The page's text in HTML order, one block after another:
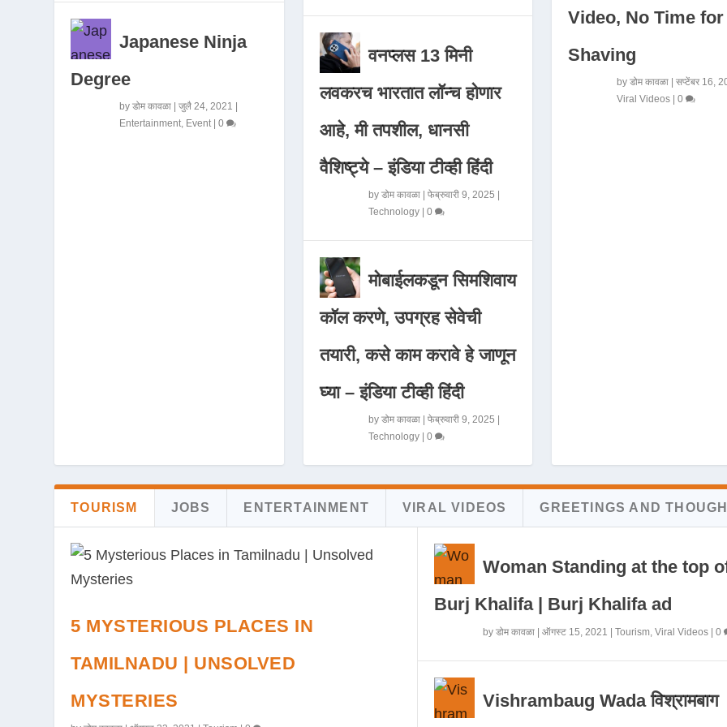
Japanese Ninja
Degree
byडोम कावळा |जुलै 24, 2021
Entertainment, Event|0
वनप्लस 13 मिनी
लवकरच भारतात लॉन्च होणार
आहे, मी तपशील, धानसी
वैशिष्ट्ये – इंडिया टीव्ही हिंदी
by डोम कावळा| फेब्रुवारी 9, 2025 |
Technology| 0
मोबाईलकडून सिमशिवाय
कॉल करणे, उपग्रह सेवेची
तयारी, कसे काम करावे हे जाणून
घ्या – इंडिया टीव्ही हिंदी
by डोम कावळा| फेब्रुवारी 9, 2025 |
Technology| 0
Video, No Time for
Shaving
by डोम कावळा| सप्टेंबर 16,
Viral Videos| 0
TOURISM JOBS ENTERTAINMENT VIRAL VIDEOS GREETINGS AND
5 MYSTERIOUS PLACES IN
TAMILNADU | UNSOLVED
MYSTERIES
Woman Standing at the top
Burj Khalifa | Burj Khalifa ad
by डोम कावळा| ऑगस्ट 15, 2021 | Tourism, Viral Videos| 0
Vishrambaug Wada विश्रामबाग